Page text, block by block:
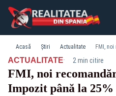
Acasă Știri Actualitate
ACTUALITATE· 2 min citire
FMI, noi
Impozit până la